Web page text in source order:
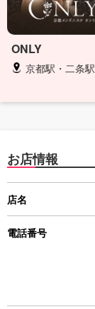
ONLY
京都駅・二条駅
お店情報
店名
電話番号